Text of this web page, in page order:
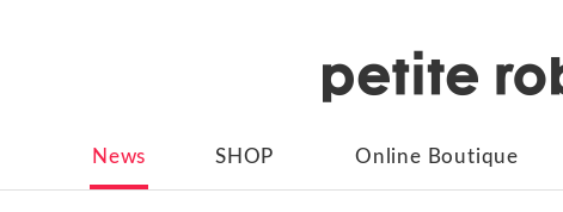
News SHOP Online Boutique